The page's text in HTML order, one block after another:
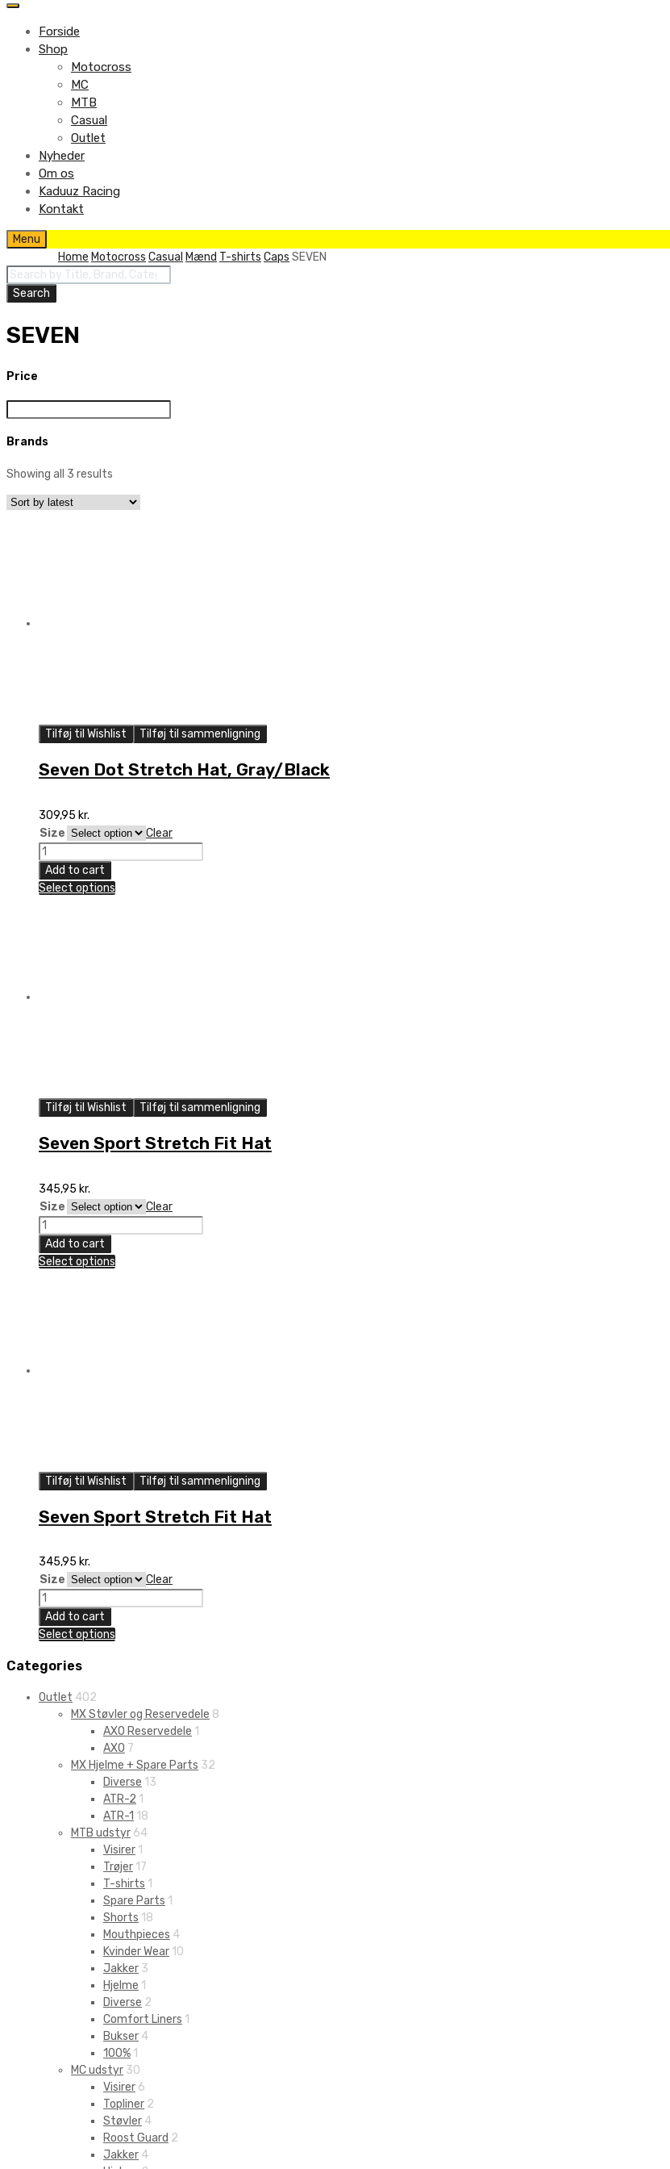
Forside
Shop
Motocross
MC
MTB
Casual
Outlet
Nyheder
Om os
Kaduuz Racing
Kontakt
Skip
content
Menu
Home Motocross Casual Mænd T-shirts Caps SEVEN
Products
search
Search
SEVEN
Price
Brands
Showing all 3 results
Tilføj til Wishlist Tilføj til sammenligning
Seven Dot Stretch Hat, Gray/Black
309,95 kr.
Size
Clear
Seven
Dot
Stretch
Add to cart
Select options
Tilføj til Wishlist Tilføj til sammenligning
Seven Sport Stretch Fit Hat
345,95 kr.
Size
Clear
Seven
Sport
Stretch
Add to cart
Select options
Tilføj til Wishlist Tilføj til sammenligning
Seven Sport Stretch Fit Hat
345,95 kr.
Size
Clear
Seven
Sport
Stretch
Hat
Add to cart
Select options
Categories
Outlet 402
MX Støvler og Reservedele 8
AXO Reservedele 1
AXO 7
MX Hjelme + Spare Parts 32
Diverse 13
ATR-2 1
ATR-1 18
MTB udstyr 64
Visirer 1
Trøjer 17
T-shirts 1
Spare Parts 1
Shorts 18
Mouthpieces 4
Kvinder Wear 10
Jakker 3
Hjelme 1
Diverse 2
Comfort Liners 1
Bukser 4
100% 1
MC udstyr 30
Visirer 6
Topliner 2
Støvler 4
Roost Guard 2
Jakker 4